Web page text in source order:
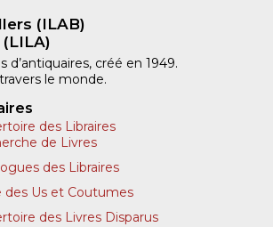
(ILAB)
d’antiquaires, créé en 1949.
le monde.
des Libraires
de Livres
des Libraires
des Us et Coutumes
des Livres Disparus